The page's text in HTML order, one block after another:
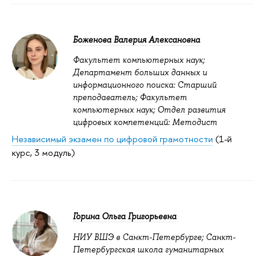
Боженова Валерия Алексановна
Факультет компьютерных наук;
Департамент больших данных и
информационного поиска: Старший
преподаватель; Факультет
компьютерных наук; Отдел развития
цифровых компетенций: Методист
Независимый экзамен по цифровой грамотности (1-й
курс, 3 модуль)
Горина Ольга Григорьевна
НИУ ВШЭ в Санкт-Петербурге; Санкт-
Петербургская школа гуманитарных